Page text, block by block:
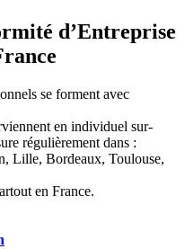
d’Entreprise
se forment avec
en individuel sur-
régulièrement dans :
Lille, Bordeaux, Toulouse,
en France.